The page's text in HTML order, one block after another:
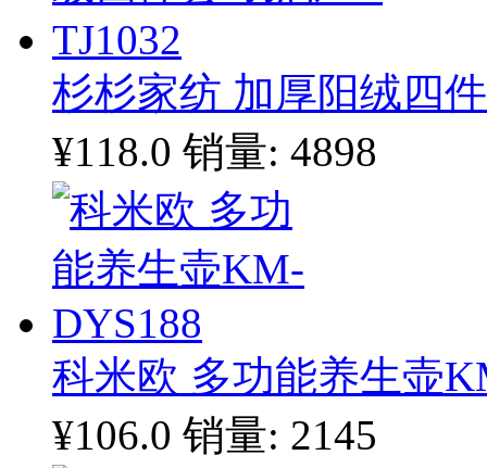
杉杉家纺 加厚阳绒四
¥118.0 销量: 4898
科米欧 多功能养生壶
¥106.0 销量: 2145